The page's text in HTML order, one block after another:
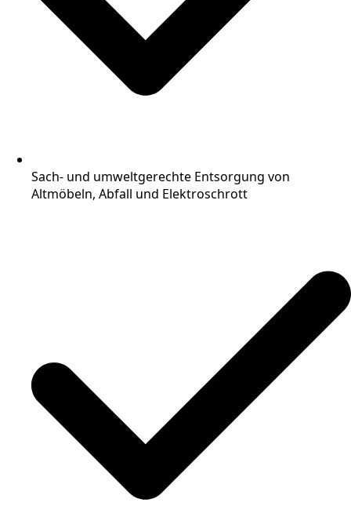
Sach- und umweltgerechte Entsorgung von
Altmöbeln, Abfall und Elektroschrott